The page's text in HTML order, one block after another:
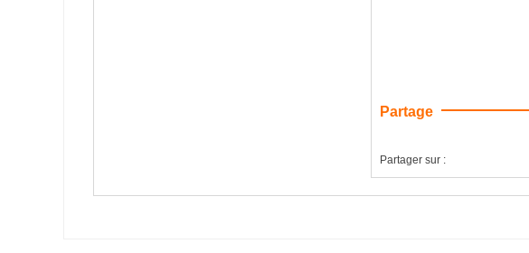
Partage
Partager sur :